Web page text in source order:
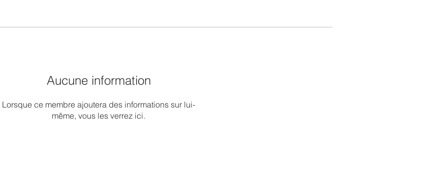
Aucune information
Lorsque ce membre ajoutera des informations sur lui-
même, vous les verrez ici.